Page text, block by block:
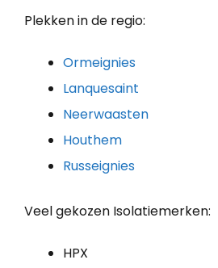
Plekken in de regio:
Ormeignies
Lanquesaint
Neerwaasten
Houthem
Russeignies
Veel gekozen Isolatiemerken:
HPX